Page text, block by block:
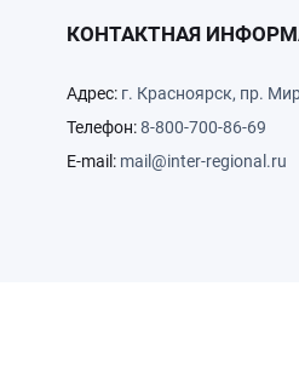
КОНТАКТНАЯ
Адрес: г. Красноярск, пр.
Телефон:8-800-700-86-69
E-mail: mail@inter-regional.ru